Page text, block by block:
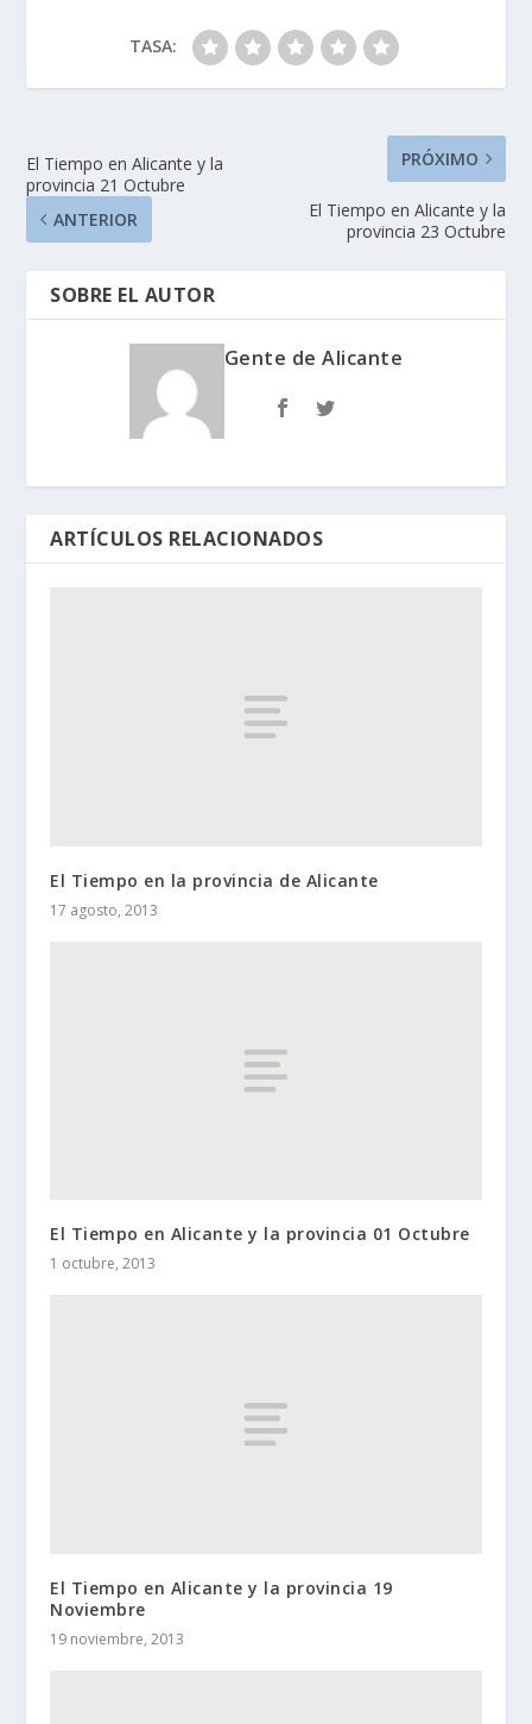
TASA:
El Tiempo en Alicante y la
provincia 21 Octubre
ANTERIOR
PRÓXIMO
El Tiempo en Alicante y la
provincia 23 Octubre
SOBRE EL AUTOR
Gente de Alicante
ARTÍCULOS RELACIONADOS
El Tiempo en la provincia de Alicante
17 agosto, 2013
El Tiempo en Alicante y la provincia 01 Octubre
1 octubre, 2013
El Tiempo en Alicante y la provincia 19
Noviembre
19 noviembre, 2013